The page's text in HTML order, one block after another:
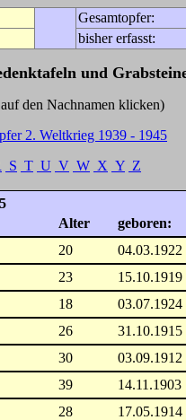
Gesamtopfer:
bisher erfasst:
und
klicken)
2. Weltkrieg 1939 - 1945
S T U V W X Y Z
Alter geboren:
20 04.03.1922
23 15.10.1919
18 03.07.1924
26 31.10.1915
30 03.09.1912
39 14.11.1903
28